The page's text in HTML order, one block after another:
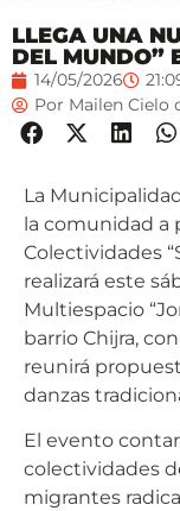
LLEGA UNA
DEL MUNDO”
14/05/2026
Por Mailen Cielo
La
la comunidad a
Colectividades
realizará este
Multiespacio
barrio Chijra,
reunirá
danzas
El evento
colectividades
migrantes